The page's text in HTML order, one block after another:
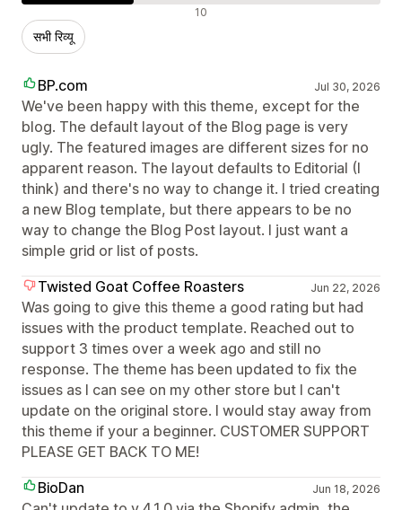
नकारात्मक रिव्यू 10
सभी रिव्यू
BP.com Jul 30, 2026
We've been happy with this theme, except for the
blog. The default layout of the Blog page is very
ugly. The featured images are different sizes for no
apparent reason. The layout defaults to Editorial (I
think) and there's no way to change it. I tried creating
a new Blog template, but there appears to be no
way to change the Blog Post layout. I just want a
simple grid or list of posts.
Twisted Goat Coffee Roasters
Jun 22, 2026
Was going to give this theme a good rating but had
issues with the product template. Reached out to
support 3 times over a week ago and still no
response. The theme has been updated to fix the
issues as I can see on my other store but I can't
update on the original store. I would stay away from
this theme if your a beginner. CUSTOMER SUPPORT
PLEASE GET BACK TO ME!
BioDan
Jun 18, 2026